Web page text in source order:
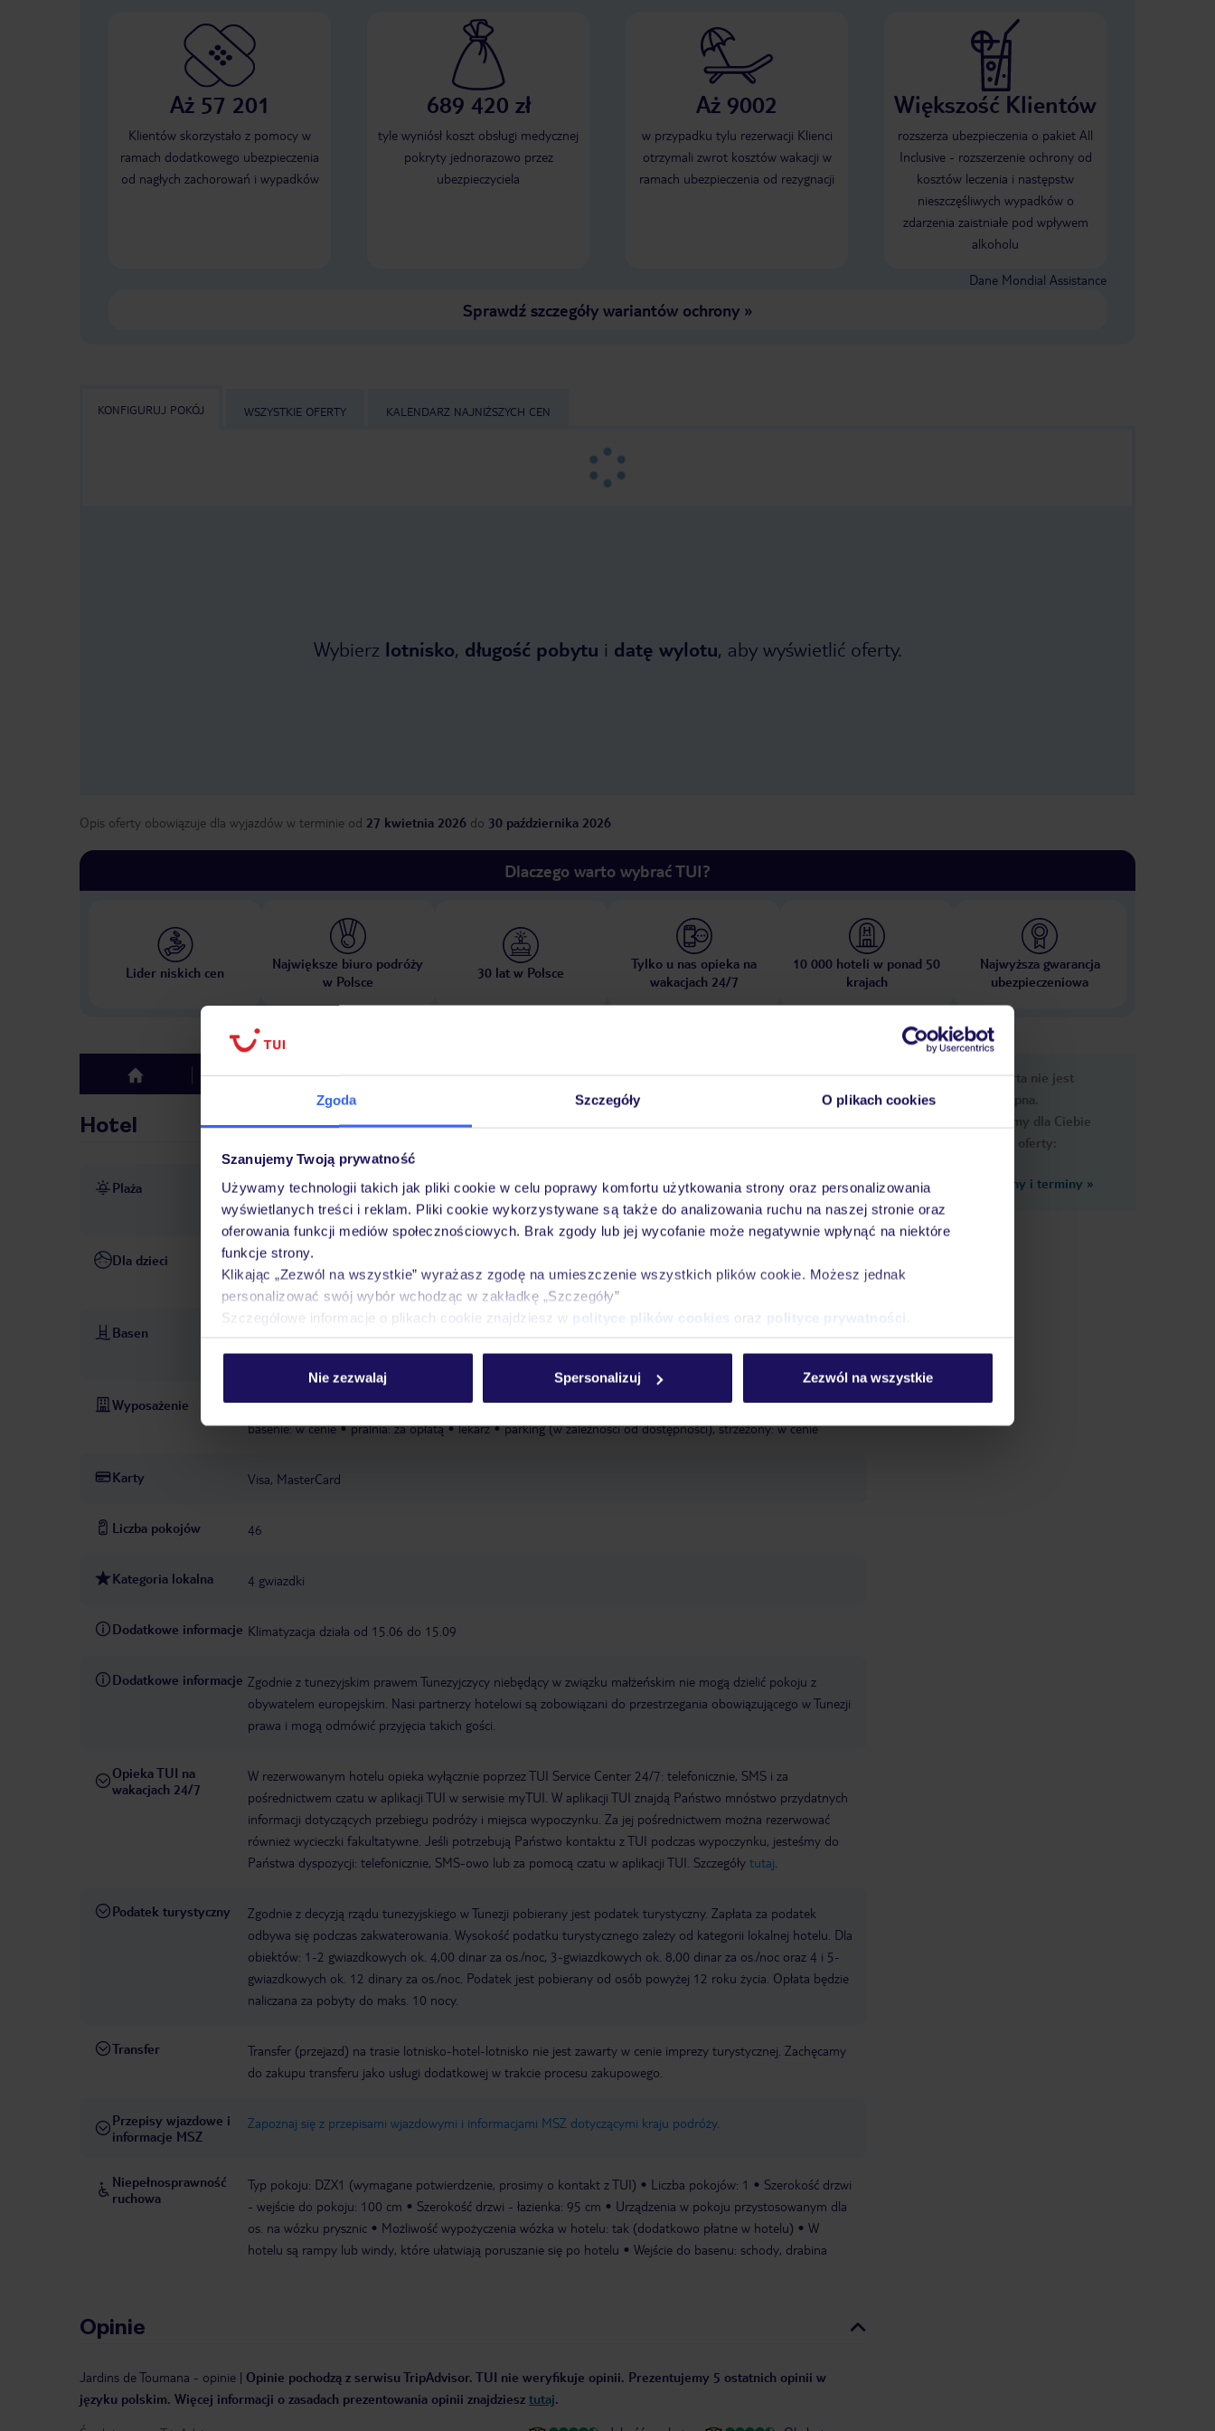
Zgoda Szczegóły O plikach cookies
Szanujemy Twoją prywatność
Używamy technologii takich jak pliki cookie w celu poprawy komfortu użytkowania strony oraz personalizowania
wyświetlanych treści i reklam. Pliki cookie wykorzystywane są także do analizowania ruchu na naszej stronie oraz
oferowania funkcji mediów społecznościowych. Brak zgody lub jej wycofanie może negatywnie wpłynąć na niektóre
funkcje strony.
Klikając „Zezwól na wszystkie” wyrażasz zgodę na umieszczenie wszystkich plików cookie. Możesz jednak
personalizować swój wybór wchodząc w zakładkę „Szczegóły”
Szczegółowe informacje o plikach cookie znajdziesz w polityce plików cookies oraz polityce prywatności
Nie zezwalaj Spersonalizuj Zezwól na wszystkie
Aż 57 201
Klientów skorzystało z pomocy w
ramach dodatkowego ubezpieczenia
od nagłych zachorowań i wypadków
689 420 zł
tyle wyniósł koszt obsługi medycznej
pokryty jednorazowo przez
ubezpieczyciela
Aż 9002
w przypadku tylu rezerwacji Klienci
otrzymali zwrot kosztów wakacji w
ramach ubezpieczenia od rezygnacji
Większość Klientów
rozszerza ubezpieczenia o pakiet All
Inclusive - rozszerzenie ochrony od
kosztów leczenia i następstw
nieszczęśliwych wypadków o
zdarzenia zaistniałe pod wpływem
alkoholu
Dane Mondial Assistance
Sprawdź szczegóły wariantów ochrony»
KONFIGURUJ POKÓJ WSZYSTKIE OFERTY KALENDARZ NAJNIŻSZYCH CEN
Wybierz lotnisko, długość pobytu i datę wylotu, aby wyświetlić oferty.
Opis oferty obowiązuje dla wyjazdów w terminie od 27 kwietnia 2026 do 30 października 2026
Dlaczego warto wybrać TUI?
Lider niskich cen
Największe biuro podróży
w Polsce
30 lat w Polsce
Tylko u nas opieka na
wakacjach 24/7
10 000 hoteli w ponad 50
krajach
Najwyższa gwarancja
ubezpieczeniowa
top Hotel Opinie Pokoje Wyżywienie Atrakcje
Hotel
Plaża ok. 300 m od plaży prywatna piaszczysta łagodnie opadająca hotel oddzielony od plaży ulicą
leżaki
w cenie
parasole w cenie ręczniki w cenie transfer busem transfer busem od czerwca do października
Dla dzieci basen dla dzieci: kwiecień - październik, zewnętrzny, ze słodką wodą, leżaki: w cenie, parasole: w cenie
nad dziećmi: za opłatą
menu dla niemowląt łóżeczka dla dzieci/niemowląt
Basen baseny: 2 basen dla dzieci: kwiecień - październik, zewnętrzny, ze słodką wodą
basen: zewnętrzny, ze
słodką wodą, lekko opadający, leżaki: w cenie
parasole i leżaki: w cenie ręczniki: w cenie
Wyposażenie recepcja ogród taras na dachu taras kantor
Wi-Fi: w recepcji/lobby: w cenie, w barze: w cenie, przy
basenie: w cenie
pralnia: za opłatą lekarz parking (w zależności od dostępności), strzeżony: w cenie
Karty Visa, MasterCard
Liczba pokojów 46
Kategoria lokalna 4 gwiazdki
Dodatkowe informacje Klimatyzacja działa od 15.06 do 15.09
Dodatkowe informacje Zgodnie z tunezyjskim prawem Tunezyjczycy niebędący w związku małżeńskim nie mogą dzielić pokoju z
obywatelem europejskim. Nasi partnerzy hotelowi są zobowiązani do przestrzegania obowiązującego w Tunezji
prawa i mogą odmówić przyjęcia takich gości.
Opieka TUI na
wakacjach 24/7
W rezerwowanym hotelu opieka wyłącznie poprzez TUI Service Center 24/7: telefonicznie, SMS i za
pośrednictwem czatu w aplikacji TUI w serwisie myTUI. W aplikacji TUI znajdą Państwo mnóstwo przydatnych
informacji dotyczących przebiegu podróży i miejsca wypoczynku. Za jej pośrednictwem można rezerwować
również wycieczki fakultatywne. Jeśli potrzebują Państwo kontaktu z TUI podczas wypoczynku, jesteśmy do
Państwa dyspozycji: telefonicznie, SMS-owo lub za pomocą czatu w aplikacji TUI. Szczegóły tutaj
Podatek turystyczny
Zgodnie z decyzją rządu tunezyjskiego w Tunezji pobierany jest podatek turystyczny. Zapłata za podatek
odbywa się podczas zakwaterowania. Wysokość podatku turystycznego zależy od kategorii lokalnej hotelu. Dla
obiektów: 1-2 gwiazdkowych ok. 4,00 dinar za os./noc, 3-gwiazdkowych ok. 8,00 dinar za os./noc oraz 4 i 5-
gwiazdkowych ok. 12 dinary za os./noc. Podatek jest pobierany od osób powyżej 12 roku życia. Opłata będzie
naliczana za pobyty do maks. 10 nocy.
Transfer
Transfer (przejazd) na trasie lotnisko-hotel-lotnisko nie jest zawarty w cenie imprezy turystycznej. Zachęcamy
do zakupu transferu jako usługi dodatkowej w trakcie procesu zakupowego.
Przepisy wjazdowe i
informacje MSZ
Zapoznaj się z przepisami wjazdowymi i informacjami MSZ dotyczącymi kraju podróży.
Niepełnosprawność
ruchowa
Typ pokoju: DZX1 (wymagane potwierdzenie, prosimy o kontakt z TUI) Liczba pokojów: 1
Szerokość drzwi
- wejście do pokoju: 100 cm
Szerokość drzwi - łazienka: 95 cm
Urządzenia w pokoju przystosowanym dla
os. na wózku prysznic
Możliwość wypożyczenia wózka w hotelu: tak (dodatkowo płatne w hotelu)
W
hotelu są rampy lub windy, które ułatwiają poruszanie się po hotelu
Wejście do basenu: schody, drabina
Opinie
Jardins de Toumana - opinie | Opinie pochodzą z serwisu TripAdvisor. TUI nie weryfikuje opinii. Prezentujemy 5 ostatnich opinii w
języku polskim. Więcej informacji o zasadach prezentowania opinii znajdziesz tutaj.
Ups, ta oferta nie jest
dostępna.
Przygotowaliśmy dla Ciebie
podobne oferty:
Zobacz inne ceny i terminy »